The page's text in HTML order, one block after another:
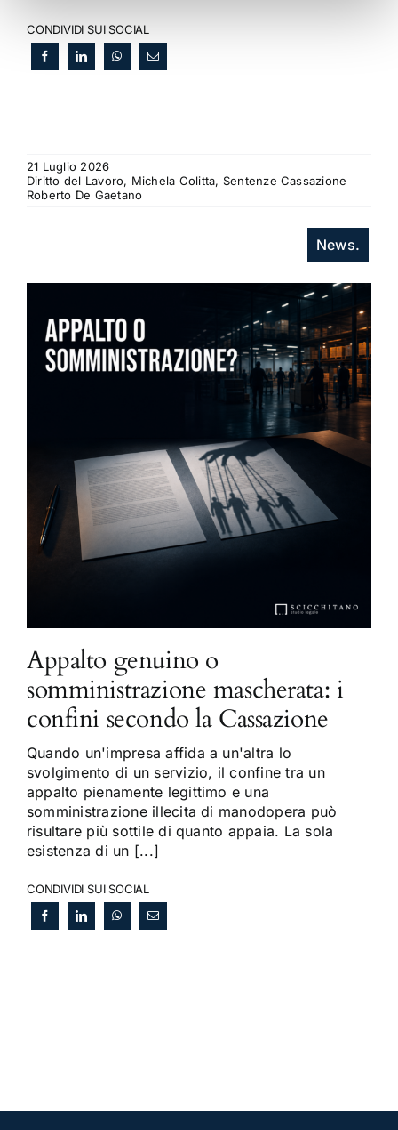
CONDIVIDI SUI SOCIAL
21 Luglio 2026
Diritto del Lavoro, Michela Colitta, Sentenze Cassazione
Roberto De Gaetano
News.
Appalto genuino o
somministrazione mascherata: i
confini secondo la Cassazione
Quando un'impresa affida a un'altra lo
svolgimento di un servizio, il confine tra un
appalto pienamente legittimo e una
somministrazione illecita di manodopera può
risultare più sottile di quanto appaia. La sola
esistenza di un [...]
CONDIVIDI SUI SOCIAL